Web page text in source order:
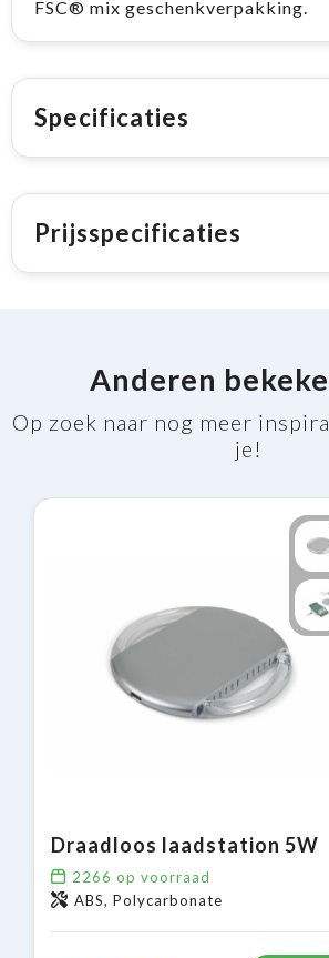
FSC® mix geschenkverpakking.
Specificaties
Prijsspecificaties
Anderen
Op zoek naar nog meer
je!
Draadloos laadstation 5W
2266 op voorraad
ABS, Polycarbonate